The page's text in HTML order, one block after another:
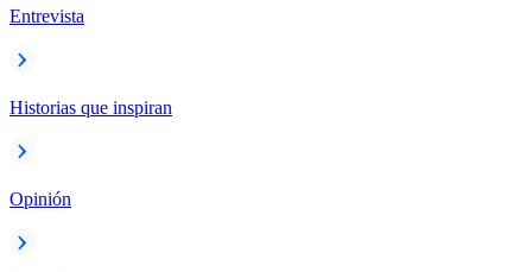
Entrevista
Historias que inspiran
Opinión